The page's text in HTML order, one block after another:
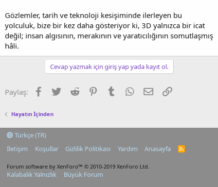
Gözlemler, tarih ve teknoloji kesişiminde ilerleyen bu
yolculuk, bize bir kez daha gösteriyor ki, 3D yalnızca bir icat
değil; insan algısının, merakının ve yaratıcılığının somutlaşmış
hâli.
Cevap yazmak için giriş yap yada kayıt ol.
Paylaş: Facebook
TwitterReddit PinterestTumblrWhatsApp
E-postaLink
Hayatın İçinden
Türkçe (TR)
İletişim
Koşullar Gizlilik Politikası Yardım Anasayfa
R
Forum software by XenForo™ © 2010-2019 XenForo Ltd.
Kalabalık Yalnızlık Büyük Forum